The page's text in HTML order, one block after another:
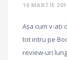
16 MARTIE
Așa cum v-ați
tot intru pe
review-uri